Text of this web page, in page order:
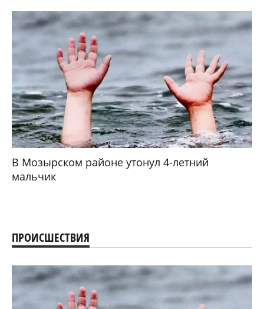
В Мозырском районе утонул 4-летний
мальчик
ПРОИСШЕСТВИЯ